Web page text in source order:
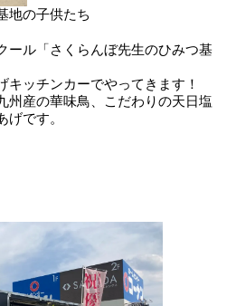
地の子供たち
ール「さくらんぼ先生のひみつ基
キッチンカーでやってきます！
州産の華味鳥、こだわりの天日塩
げです。